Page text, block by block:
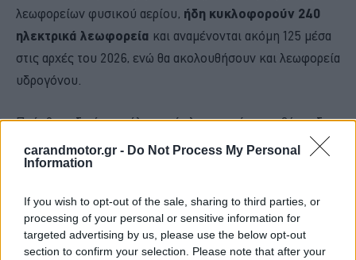
carandmotor.gr - Do Not Process My Personal
Information
If you wish to opt-out of the sale, sharing to third parties, or
processing of your personal or sensitive information for
targeted advertising by us, please use the below opt-out
section to confirm your selection. Please note that after your
λεωφορείων φυσικού αερίου, ήδη κυκλοφορούν 240
ηλεκτρικά λεωφορεία και αναμένονται ακόμη 125 μέσα
στις αρχές του 2026, ενώ θα ακολουθήσουν και λεωφορεία
υδρογόνου.
Πρόσθεσε δε ότι σε όλα τα νέα λεωφορεία ο επιβάτης δεν
χρειάζεται να ψάχνει εισιτήριο, καθώς μπορεί να χτυπήσει
απευθείας την τραπεζική του κάρτα, στο πλαίσιο του
τις αρχές του έτους σε όλα τα ΜΜΜ αρμοδιότητας του
ΟΑΣΑ.